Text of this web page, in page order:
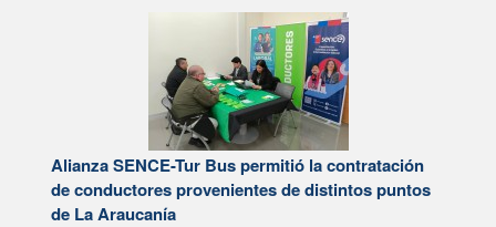
Alianza SENCE-Tur Bus permitió la contratación
de conductores provenientes de distintos puntos
de La Araucanía